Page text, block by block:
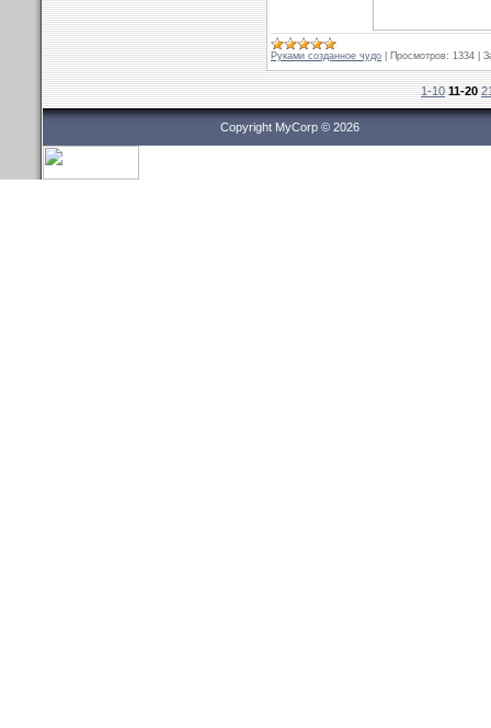
Руками созданное чудо Просмотров: 1334
1-10 11-20
Copyright MyCorp © 2026